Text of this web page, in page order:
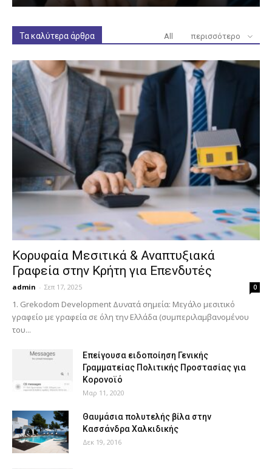
Τα καλύτερα άρθρα All περισσότερο
Κορυφαία Μεσιτικά & Αναπτυξιακά
Γραφεία στην Κρήτη για Επενδυτές
admin - Σεπ 17, 2025 0
1. Grekodom Development Δυνατά σημεία: Μεγάλο μεσιτικό
γραφείο με γραφεία σε όλη την Ελλάδα (συμπεριλαμβανομένου
του...
Επείγουσα ειδοποίηση Γενικής
Γραμματείας Πολιτικής Προστασίας για
Κορονοϊό
Μαρ 11, 2020
Θαυμάσια πολυτελής βίλα στην
Κασσάνδρα Χαλκιδικής
Δεκ 19, 2016